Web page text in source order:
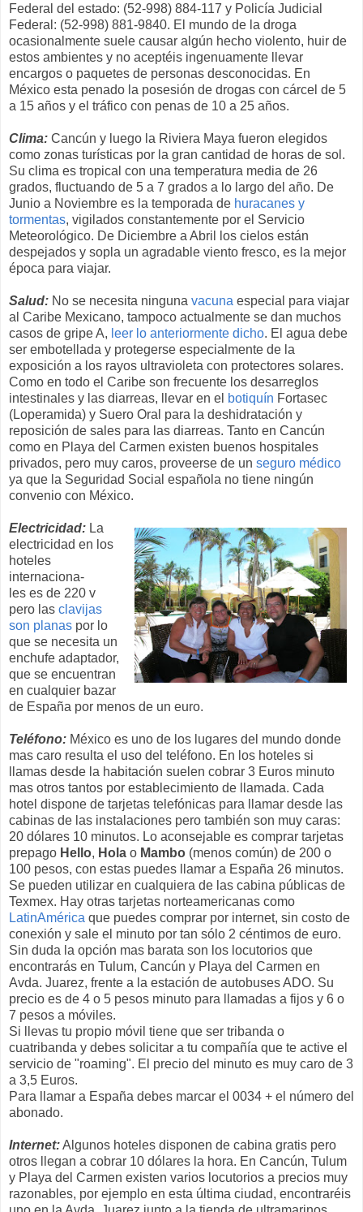
Federal del estado: (52-998) 884-117 y Policía Judicial
Federal: (52-998) 881-9840. El mundo de la droga
ocasionalmente suele causar algún hecho violento, huir de
estos ambientes y no aceptéis ingenuamente llevar
encargos o paquetes de personas desconocidas. En
México esta penado la posesión de drogas con cárcel de 5
a 15 años y el tráfico con penas de 10 a 25 años.
Clima: Cancún y luego la Riviera Maya fueron elegidos
como zonas turísticas por la gran cantidad de horas de sol.
Su clima es tropical con una temperatura media de 26
grados, fluctuando de 5 a 7 grados a lo largo del año. De
Junio a Noviembre es la temporada de huracanes y
tormentas, vigilados constantemente por el Servicio
Meteorológico. De Diciembre a Abril los cielos están
despejados y sopla un agradable viento fresco, es la mejor
época para viajar.
Salud: No se necesita ninguna vacuna especial para viajar
al Caribe Mexicano, tampoco actualmente se dan muchos
casos de gripe A, leer lo anteriormente dicho. El agua debe
ser embotellada y protegerse especialmente de la
exposición a los rayos ultravioleta con protectores solares.
Como en todo el Caribe son frecuente los desarreglos
intestinales y las diarreas, llevar en el botiquín Fortasec
(Loperamida) y Suero Oral para la deshidratación y
reposición de sales para las diarreas. Tanto en Cancún
como en Playa del Carmen existen buenos hospitales
privados, pero muy caros, proveerse de un seguro médico
ya que la Seguridad Social española no tiene ningún
convenio con México.
Electricidad: La
electricidad en los
hoteles
internaciona-
les es de 220 v
pero las clavijas
son planas por lo
que se necesita un
enchufe adaptador,
que se encuentran
en cualquier bazar
de España por menos de un euro.
Teléfono: México es uno de los lugares del mundo donde
mas caro resulta el uso del teléfono. En los hoteles si
llamas desde la habitación suelen cobrar 3 Euros minuto
mas otros tantos por establecimiento de llamada. Cada
hotel dispone de tarjetas telefónicas para llamar desde las
cabinas de las instalaciones pero también son muy caras:
20 dólares 10 minutos. Lo aconsejable es comprar tarjetas
prepago Hello, Hola o Mambo (menos común) de 200 o
100 pesos, con estas puedes llamar a España 26 minutos.
Se pueden utilizar en cualquiera de las cabina públicas de
Texmex. Hay otras tarjetas norteamericanas como
LatinAmérica que puedes comprar por internet, sin costo de
conexión y sale el minuto por tan sólo 2 céntimos de euro.
Sin duda la opción mas barata son los locutorios que
encontrarás en Tulum, Cancún y Playa del Carmen en
Avda. Juarez, frente a la estación de autobuses ADO. Su
precio es de 4 o 5 pesos minuto para llamadas a fijos y 6 o
7 pesos a móviles.
Si llevas tu propio móvil tiene que ser tribanda o
cuatribanda y debes solicitar a tu compañía que te active el
servicio de "roaming". El precio del minuto es muy caro de 3
a 3,5 Euros.
Para llamar a España debes marcar el 0034 + el número del
abonado.
Internet:Algunos hoteles disponen de cabina gratis pero
otros llegan a cobrar 10 dólares la hora. En Cancún, Tulum
y Playa del Carmen existen varios locutorios a precios muy
razonables, por ejemplo en esta última ciudad, encontraréis